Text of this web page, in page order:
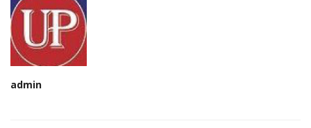
admin